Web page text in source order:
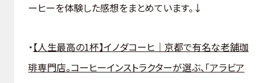
ーヒーを体験した感想をまとめています。↓
・【人生最高の1杯】イノダコーヒ｜京都で有名な老舗珈
琲専門店。コーヒーインストラクターが選ぶ、「アラビア